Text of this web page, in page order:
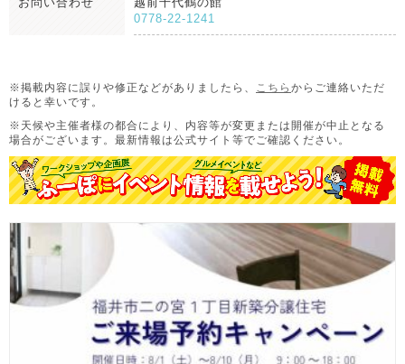
0778-22-1241
※掲載内容に誤りや修正などがありましたら、 こちら からご連絡いただ
けると幸いです。
※天候や主催者様の都合により、内容等が変更または開催が中止となる
場合がございます。 最新情報は公式サイト等でご確認ください。